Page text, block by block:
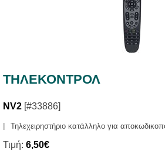
ΤΗΛΕΚΟΝΤΡΟΛ
NV2 [#33886]
Τηλεχειρηστήριο κατάλληλο για
Τιμή: 6,50€